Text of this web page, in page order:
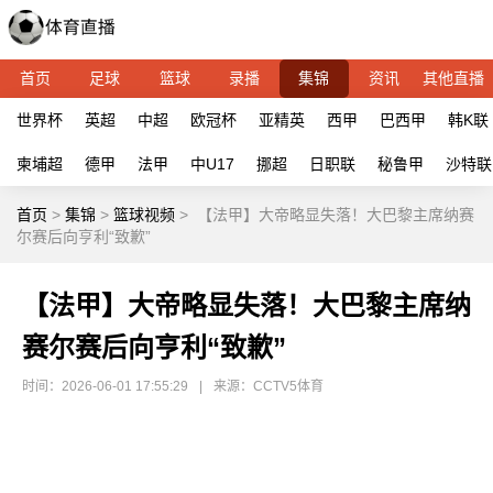
首页 足球 篮球 录播 集锦 资讯 其他直播
世界杯 英超 中超 欧冠杯 亚精英 西甲 巴西甲 韩K联
柬埔超 德甲 法甲 中U17 挪超 日职联 秘鲁甲 沙特联
首页 > 集锦 > 篮球视频 >
【法甲】大帝略显失落！大巴黎主席纳赛
尔赛后向亨利“致歉”
【法甲】大帝略显失落！大巴黎主席纳
赛尔赛后向亨利“致歉”
时间：2026-06-01 17:55:29 来源：CCTV5体育